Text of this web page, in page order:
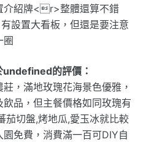
介紹牌<r>整體還算不錯
設置大看板，但還是要注意
圈
的評價：
，滿地玫瑰花海景色優雅，
品，但主餐價格如同玫瑰有
茄切盤,烤地瓜,愛玉冰就比較
免費，消費滿一百可DIY自